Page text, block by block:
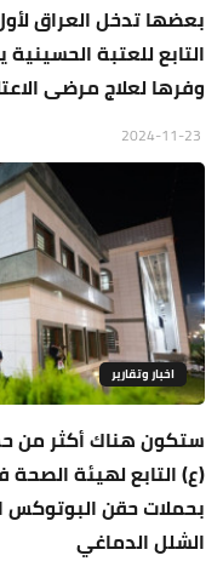
بعضها تدخل العراق
التابع للعتبة
وفرها لعلاج مرضى
اخبار وتقارير
ستكون هناك أكثر من
(ع) التابع لهيئة الصحة
بحملات حقن البوتوكس
الشلل الدماغي